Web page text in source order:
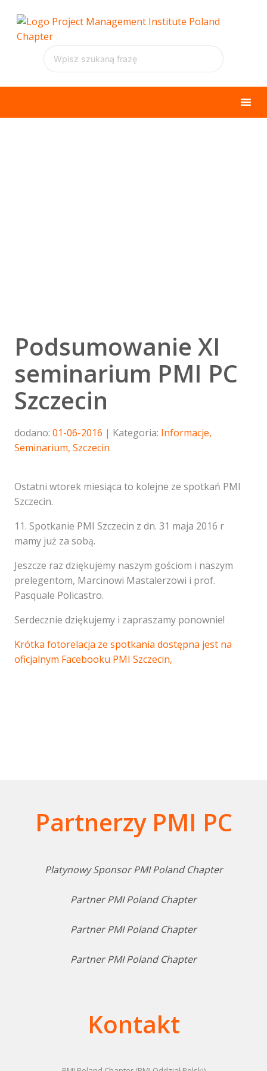
Podsumowanie XI
seminarium PMI PC
Szczecin
dodano: 01-06-2016 Kategoria: Informacje,
Seminarium, Szczecin
Ostatni wtorek miesiąca to kolejne ze spotkań PMI
Szczecin.
11. Spotkanie PMI Szczecin z dn. 31 maja 2016 r
mamy już za sobą.
Jeszcze raz dziękujemy naszym gościom i naszym
prelegentom, Marcinowi Mastalerzowi i prof.
Pasquale Policastro.
Serdecznie dziękujemy i zapraszamy ponownie!
Krótka fotorelacja ze spotkania dostępna jest na
oficjalnym Facebooku PMI Szczecin,
Partnerzy PMI PC
Platynowy Sponsor PMI Poland Chapter
Partner PMI Poland Chapter
Partner PMI Poland Chapter
Partner PMI Poland Chapter
Kontakt